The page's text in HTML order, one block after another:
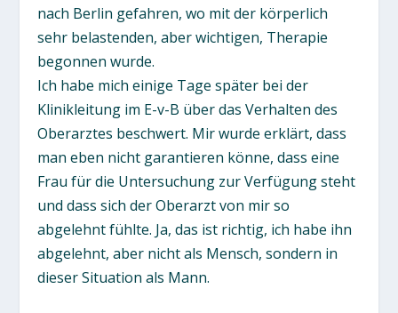
nach Berlin gefahren, wo mit der körperlich
sehr belastenden, aber wichtigen, Therapie
begonnen wurde.
Ich habe mich einige Tage später bei der
Klinikleitung im E-v-B über das Verhalten des
Oberarztes beschwert. Mir wurde erklärt, dass
man eben nicht garantieren könne, dass eine
Frau für die Untersuchung zur Verfügung steht
und dass sich der Oberarzt von mir so
abgelehnt fühlte. Ja, das ist richtig, ich habe ihn
abgelehnt, aber nicht als Mensch, sondern in
dieser Situation als Mann.